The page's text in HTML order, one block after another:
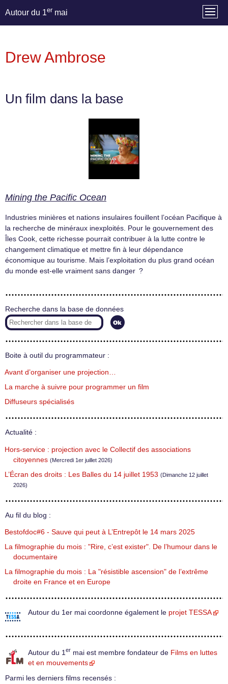
Autour du 1er mai
Drew Ambrose
Un film dans la base
Mining the Pacific Ocean
Industries minières et nations insulaires fouillent l’océan Pacifique à
la recherche de minéraux inexploités. Pour le gouvernement des
Îles Cook, cette richesse pourrait contribuer à la lutte contre le
changement climatique et mettre fin à leur dépendance
économique au tourisme. Mais l’exploitation du plus grand océan
du monde est-elle vraiment sans danger ?
Recherche dans la base de données
Boite à outil du programmateur :
Avant d’organiser une projection…
La marche à suivre pour programmer un film
Diffuseurs spécialisés
Actualité :
Hors-service : projection avec le Collectif des associations
citoyennes (Mercredi 1er juillet 2026)
L’Écran des droits : Les Balles du 14 juillet 1953 (Dimanche 12 juillet
2026)
Au fil du blog :
Bestofdoc#6 - Sauve qui peut à L’Entrepôt le 14 mars 2025
La filmographie du mois : "Rire, c’est exister". De l’humour dans le
documentaire
La filmographie du mois : La "résistible ascension" de l’extrême
droite en France et en Europe
Autour du 1er mai coordonne également le projet TESSA
Autour du 1 er mai est membre fondateur de Films en luttes
et en mouvements
Parmi les derniers films recensés :